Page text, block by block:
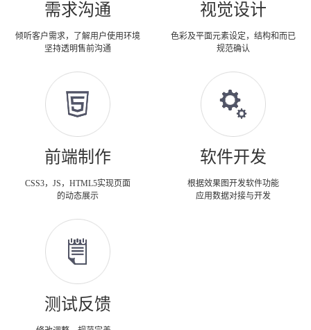
需求沟通
倾听客户需求，了解用户使用环境
坚持透明售前沟通
视觉设计
色彩及平面元素设定，结构和而已
规范确认
前端制作
CSS3，JS，HTML5实现页面
的动态展示
软件开发
根据效果图开发软件功能
应用数据对接与开发
测试反馈